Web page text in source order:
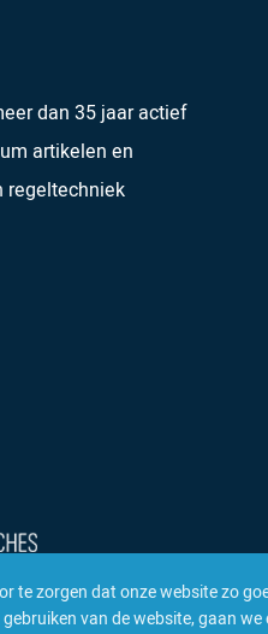
dan 35 jaar actief
artikelen en
regeltechniek
te zorgen dat onze website zo
van de website, gaan